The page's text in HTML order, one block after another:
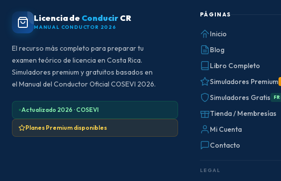
Licencia de Conducir CR
MANUAL CONDUCTOR 2026
El recurso más completo para preparar tu
examen teórico de licencia en Costa Rica.
Simuladores premium y gratuitos basados en
el Manual del Conductor Oficial COSEVI 2026.
Actualizado 2026 · COSEVI
Planes Premium disponibles
PÁGINAS
Inicio
Blog
Libro Completo
Simuladores Premium
Simuladores Gratis
Tienda / Membresías
Mi Cuenta
Contacto
LEGAL